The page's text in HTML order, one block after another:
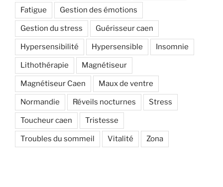
Fatigue Gestion des émotions
Gestion du stress Guérisseur caen
Hypersensibilité Hypersensible Insomnie
Lithothérapie Magnétiseur
Magnétiseur Caen Maux de ventre
Normandie Réveils nocturnes Stress
Toucheur caen Tristesse
Troubles du sommeil Vitalité Zona